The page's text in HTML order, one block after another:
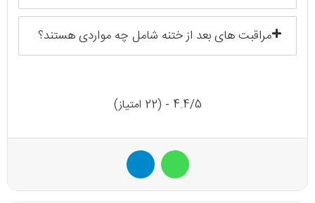
مراقبت های بعد از ختنه شامل چه مواردی هستند؟
4.4/5 - (22 امتیاز)
واتس آپ